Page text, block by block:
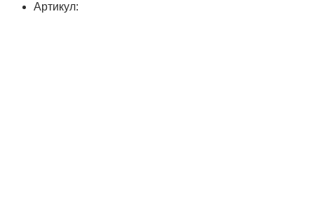
Артикул: